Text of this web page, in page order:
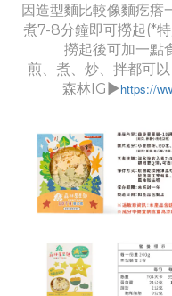
因造型麵比較像麵疙瘩
煮7-8分鐘即可撈起(*
撈起後可加一點
煎、煮、炒、拌都可
森林IG▶︎https://